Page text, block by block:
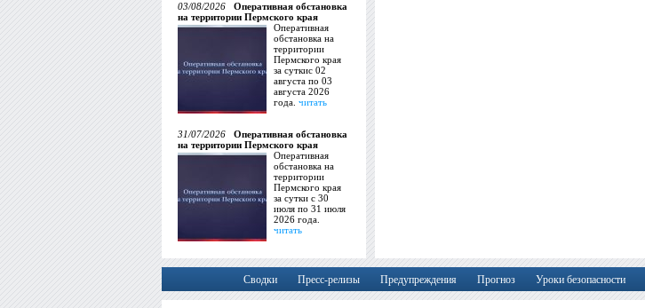
03/08/2026
Оперативная обстановка
на территории Пермского края
Оперативная
обстановка на
территории
Пермского края
за суткис 02
августа по 03
августа 2026
года. читать
31/07/2026
Оперативная обстановка
на территории Пермского края
Оперативная
обстановка на
территории
Пермского края
за сутки с 30
июля по 31 июля
2026 года.
читать
Сводки Пресс-релизы Предупреждения Прогноз Уроки безопасности